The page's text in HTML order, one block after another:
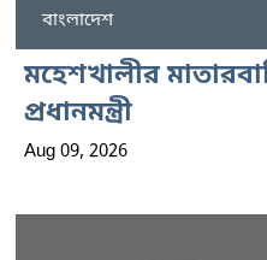
বাংলাদেশ
মহেশখালীর
প্রধানমন্ত্রী
Aug 09, 2026